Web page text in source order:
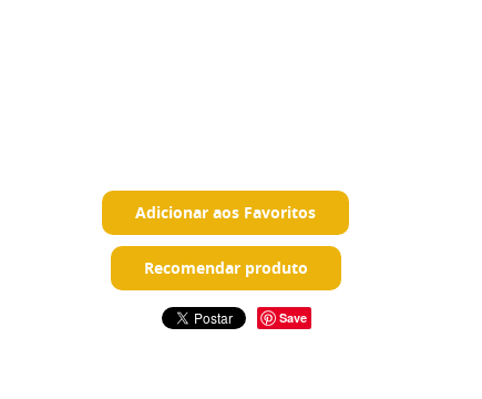
Adicionar aos Favoritos
Recomendar produto
Save